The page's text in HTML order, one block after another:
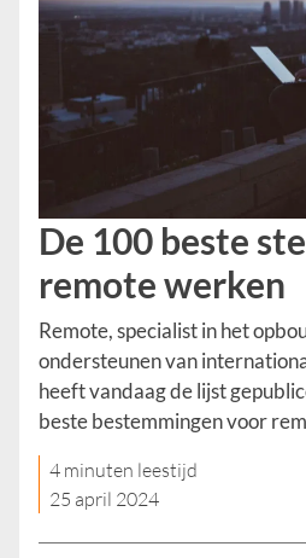
De 100 beste
remote werken
Remote, specialist in het
ondersteunen van
heeft vandaag de lijst
beste bestemmingen voor
4 minuten leestijd
25 april 2024